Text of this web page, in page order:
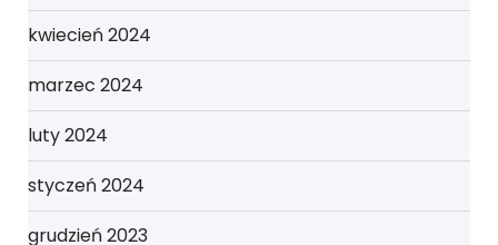
kwiecień 2024
marzec 2024
luty 2024
styczeń 2024
grudzień 2023